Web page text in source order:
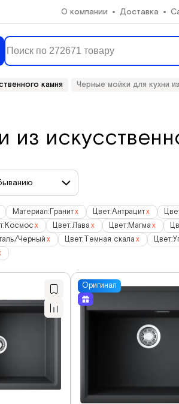
О компании Доставка
камня Черные мойки для кухни
Материал:Гранитx Цвет:Антрацитx
Космосx Цвет:Лаваx Цвет:Магмаx
Черныйx Цвет:Темная скалаx Цвет:
Оригинал